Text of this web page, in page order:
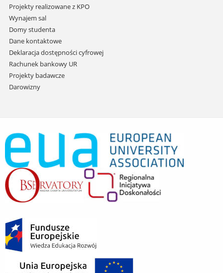
Projekty realizowane z KPO
Wynajem sal
Domy studenta
Dane kontaktowe
Deklaracja dostępności cyfrowej
Rachunek bankowy UR
Projekty badawcze
Darowizny